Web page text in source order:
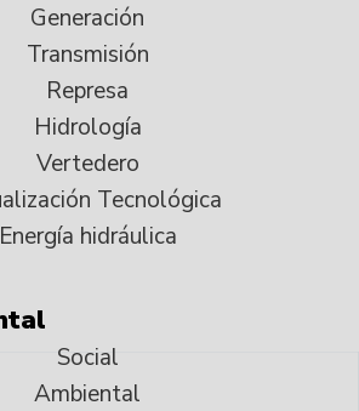
Generación
Transmisión
Represa
Hidrología
Vertedero
Tecnológica
Energía hidráulica
Social
Ambiental